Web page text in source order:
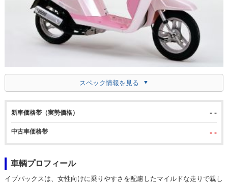
スペック情報を見る
新車価格帯（実勢価格） - -
中古車価格帯 - -
車輌プロフィール
イブパックスは、女性向けに乗りやすさを配慮したマイルドな走りで親し